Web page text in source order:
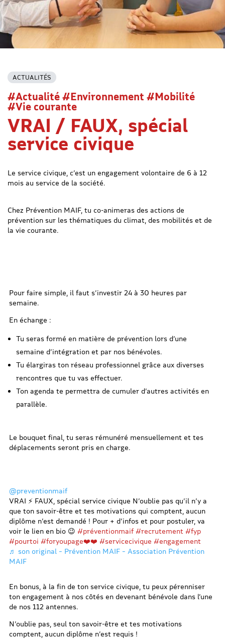
ACTUALITÉS
#Actualité #Environnement #Mobilité
#Vie courante
VRAI / FAUX, spécial
service civique
Le service civique, c’est un engagement volontaire de 6 à 12
mois au service de la société.
Chez Prévention MAIF, tu co-animeras des actions de
prévention sur les thématiques du climat, des mobilités et de
la vie courante.
Pour faire simple, il faut s’investir 24 à 30 heures par
semaine.
En échange :
Tu seras formé en matière de prévention lors d’une
semaine d’intégration et par nos bénévoles.
Tu élargiras ton réseau professionnel grâce aux diverses
rencontres que tu vas effectuer.
Ton agenda te permettra de cumuler d’autres activités en
parallèle.
Le bouquet final, tu seras rémunéré mensuellement et tes
déplacements seront pris en charge.
@preventionmaif
VRAI ⚡ FAUX, spécial service civique N’oublie pas qu’il n’y a
que ton savoir-être et tes motivations qui comptent, aucun
diplôme n’est demandé ! Pour + d’infos et pour postuler, va
voir le lien en bio 😉 #préventionmaif #recrutement #fyp
#pourtoi #foryoupage❤️❤️ #servicecivique #engagement
♬ son original – Prévention MAIF – Association Prévention
MAIF
En bonus, à la fin de ton service civique, tu peux pérenniser
ton engagement à nos côtés en devenant bénévole dans l’une
de nos 112 antennes.
N’oublie pas, seul ton savoir-être et tes motivations
comptent, aucun diplôme n’est requis !